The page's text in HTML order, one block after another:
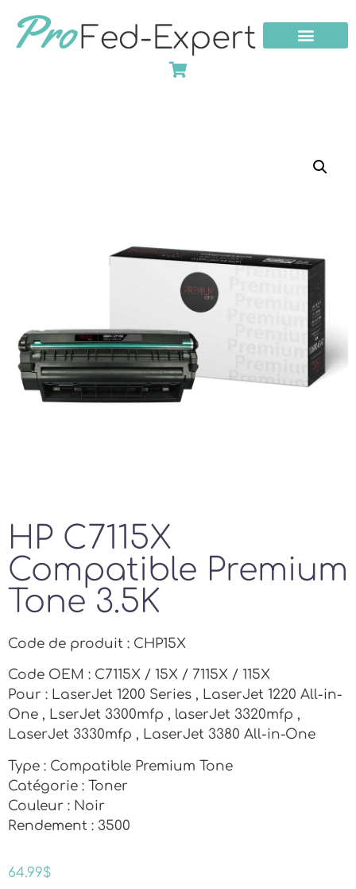
HP C7115X
Compatible Premium
Tone 3.5K
Code de produit : CHP15X
Code OEM : C7115X / 15X / 7115X / 115X
Pour : LaserJet 1200 Series , LaserJet 1220 All-in-
One , LserJet 3300mfp , laserJet 3320mfp ,
LaserJet 3330mfp , LaserJet 3380 All-in-One
Type : Compatible Premium Tone
Catégorie : Toner
Couleur : Noir
Rendement : 3500
64.99$